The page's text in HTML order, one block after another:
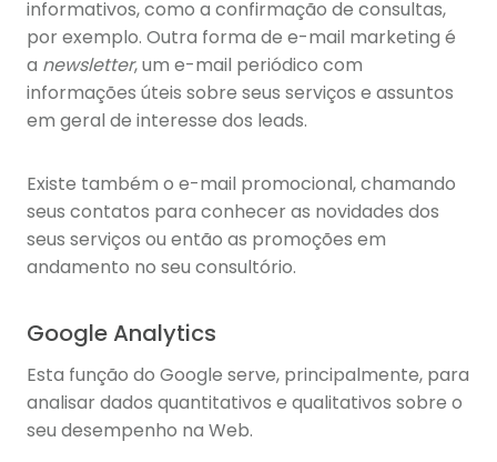
informativos, como a confirmação de consultas,
por exemplo. Outra forma de e-mail marketing é
a newsletter, um e-mail periódico com
informações úteis sobre seus serviços e assuntos
em geral de interesse dos leads.
Existe também o e-mail promocional, chamando
seus contatos para conhecer as novidades dos
seus serviços ou então as promoções em
andamento no seu consultório.
Google Analytics
Esta função do Google serve, principalmente, para
analisar dados quantitativos e qualitativos sobre o
seu desempenho na Web.